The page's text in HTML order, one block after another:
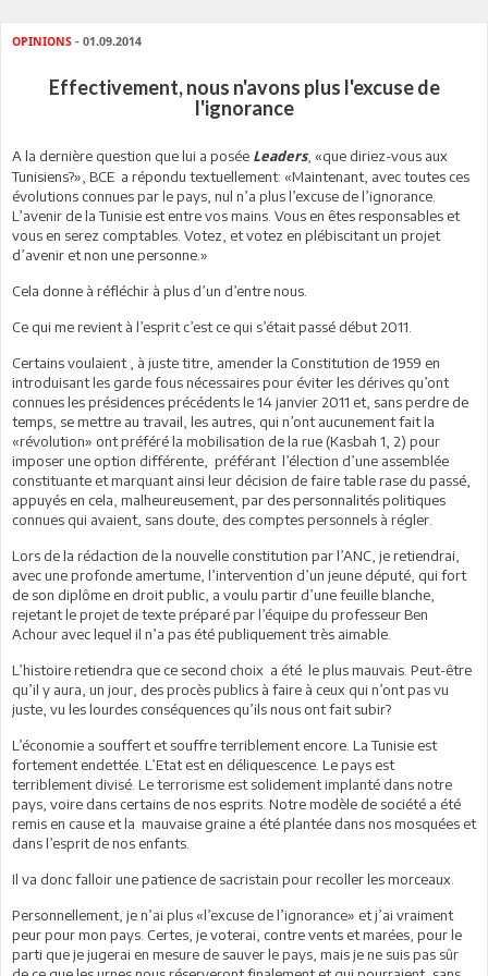
OPINIONS - 01.09.2014
Effectivement, nous n'avons plus l'excuse de
l'ignorance
A la dernière question que lui a posée Leaders, «que diriez-vous aux
Tunisiens?», BCE a répondu textuellement: «Maintenant, avec toutes ces
évolutions connues par le pays, nul n’a plus l’excuse de l’ignorance.
L’avenir de la Tunisie est entre vos mains. Vous en êtes responsables et
vous en serez comptables. Votez, et votez en plébiscitant un projet
d’avenir et non une personne.»
Cela donne à réfléchir à plus d’un d’entre nous.
Ce qui me revient à l’esprit c’est ce qui s’était passé début 2011.
Certains voulaient , à juste titre, amender la Constitution de 1959 en
introduisant les garde fous nécessaires pour éviter les dérives qu’ont
connues les présidences précédents le 14 janvier 2011 et, sans perdre de
temps, se mettre au travail, les autres, qui n’ont aucunement fait la
«révolution» ont préféré la mobilisation de la rue (Kasbah 1, 2) pour
imposer une option différente, préférant l’élection d’une assemblée
constituante et marquant ainsi leur décision de faire table rase du passé,
appuyés en cela, malheureusement, par des personnalités politiques
connues qui avaient, sans doute, des comptes personnels à régler.
Lors de la rédaction de la nouvelle constitution par l’ANC, je retiendrai,
avec une profonde amertume, l’intervention d’un jeune député, qui fort
de son diplôme en droit public, a voulu partir d’une feuille blanche,
rejetant le projet de texte préparé par l’équipe du professeur Ben
Achour avec lequel il n’a pas été publiquement très aimable.
L’histoire retiendra que ce second choix a été le plus mauvais. Peut-être
qu’il y aura, un jour, des procès publics à faire à ceux qui n’ont pas vu
juste, vu les lourdes conséquences qu’ils nous ont fait subir?
L’économie a souffert et souffre terriblement encore. La Tunisie est
fortement endettée. L’Etat est en déliquescence. Le pays est
terriblement divisé. Le terrorisme est solidement implanté dans notre
pays, voire dans certains de nos esprits. Notre modèle de société a été
remis en cause et la mauvaise graine a été plantée dans nos mosquées et
dans l’esprit de nos enfants.
Il va donc falloir une patience de sacristain pour recoller les morceaux.
Personnellement, je n’ai plus «l’excuse de l’ignorance» et j’ai vraiment
peur pour mon pays. Certes, je voterai, contre vents et marées, pour le
parti que je jugerai en mesure de sauver le pays, mais je ne suis pas sûr